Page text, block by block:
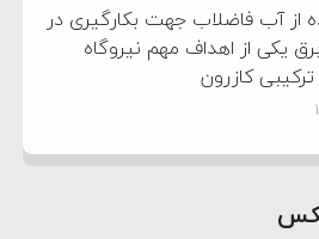
از آب فاضلاب جهت بکارگیری در
یکی از اهداف مهم نیروگاه
کازرون